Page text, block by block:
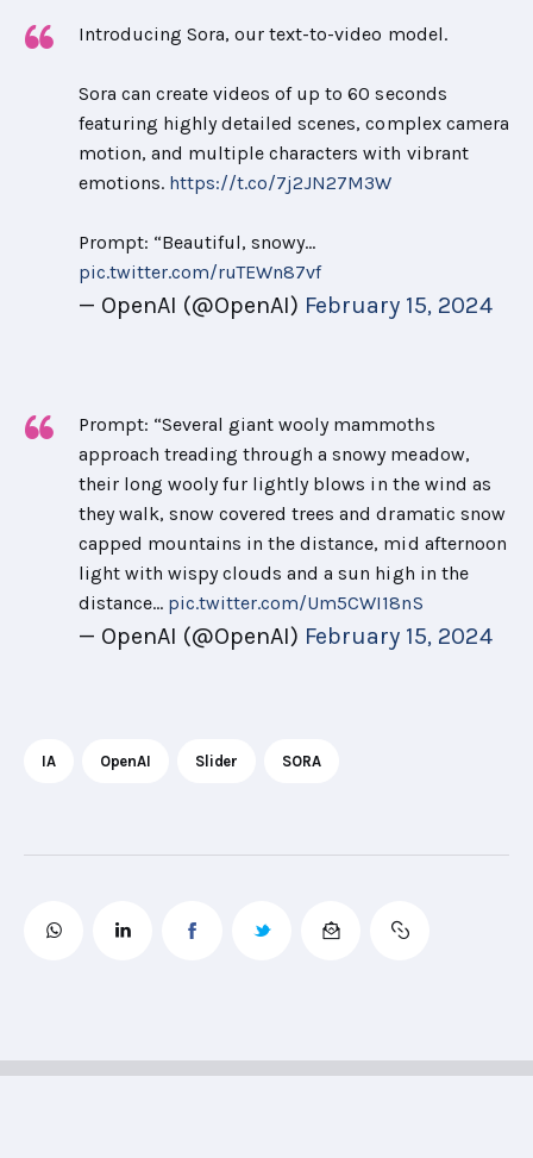
Introducing Sora, our text-to-video model.
Sora can create videos of up to 60 seconds
featuring highly detailed scenes, complex camera
motion, and multiple characters with vibrant
emotions. https://t.co/7j2JN27M3W
Prompt: “Beautiful, snowy…
pic.twitter.com/ruTEWn87vf
— OpenAI (@OpenAI) February 15, 2024
Prompt: “Several giant wooly mammoths
approach treading through a snowy meadow,
their long wooly fur lightly blows in the wind as
they walk, snow covered trees and dramatic snow
capped mountains in the distance, mid afternoon
light with wispy clouds and a sun high in the
distance… pic.twitter.com/Um5CWI18nS
— OpenAI (@OpenAI) February 15, 2024
IA OpenAI Slider SORA